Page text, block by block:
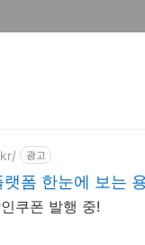
광고
폼 한눈에 보는
쿠폰 발행 중!